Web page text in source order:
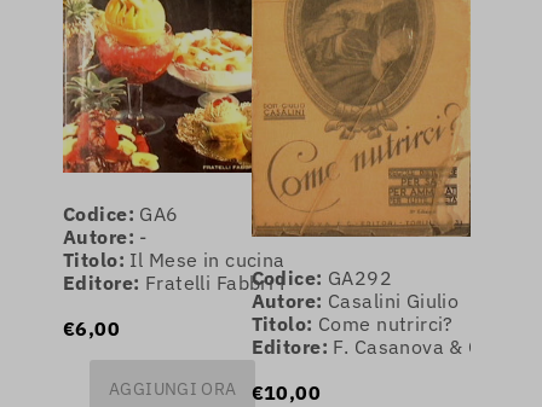
Codice: GA6
Autore: -
Titolo: Il Mese in cucina
Editore: Fratelli Fabbri Editori
€6,00
AGGIUNGI ORA
Codice: GA292
Autore: Casalini Giulio
Titolo: Come nutrirci?
Editore: F. Casanova & C. di
€10,00